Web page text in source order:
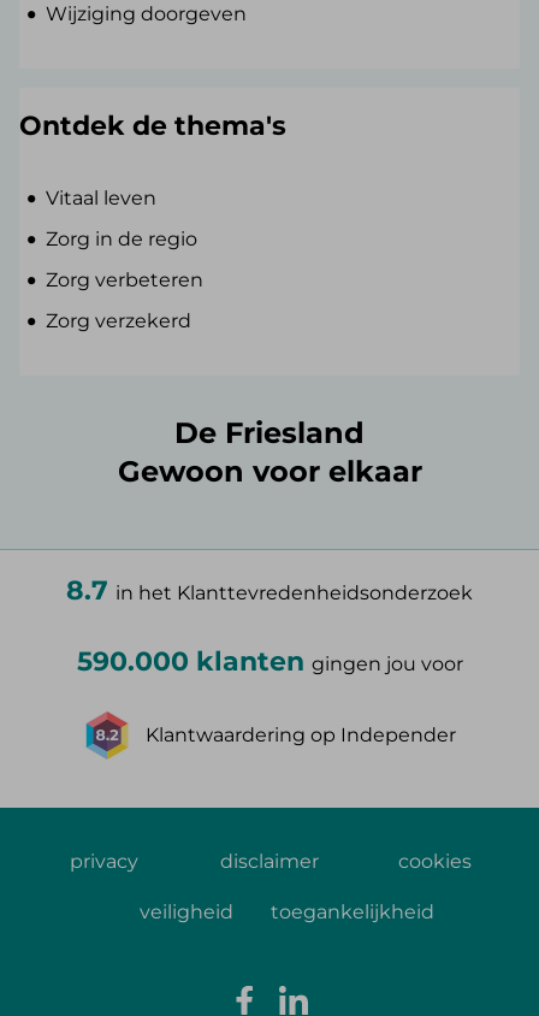
Wijziging doorgeven
Ontdek de thema's
Vitaal leven
Zorg in de regio
Zorg verbeteren
Zorg verzekerd
De Friesland
Gewoon voor elkaar
8.7 in het Klanttevredenheidsonderzoek
590.000 klanten gingen jou voor
Klantwaardering op Independer
privacy disclaimer cookies
veiligheid toegankelijkheid